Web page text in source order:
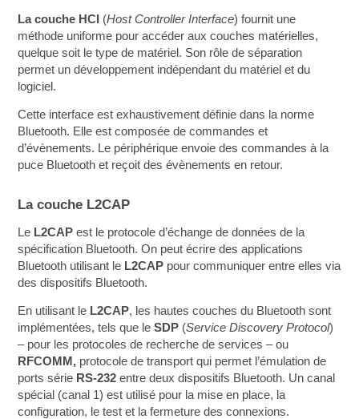
La couche HCI (Host Controller Interface) fournit une
méthode uniforme pour accéder aux couches matérielles,
quelque soit le type de matériel. Son rôle de séparation
permet un développement indépendant du matériel et du
logiciel.
Cette interface est exhaustivement définie dans la norme
Bluetooth. Elle est composée de commandes et
d’évènements. Le périphérique envoie des commandes à la
puce Bluetooth et reçoit des évènements en retour.
La couche L2CAP
Le L2CAP est le protocole d’échange de données de la
spécification Bluetooth. On peut écrire des applications
Bluetooth utilisant le L2CAP pour communiquer entre elles via
des dispositifs Bluetooth.
En utilisant le L2CAP, les hautes couches du Bluetooth sont
implémentées, tels que leSDP (Service Discovery Protocol)
– pour les protocoles de recherche de services – ou
RFCOMM, protocole de transport qui permet l’émulation de
ports série RS-232 entre deux dispositifs Bluetooth. Un canal
spécial (canal 1) est utilisé pour la mise en place, la
configuration, le test et la fermeture des connexions.